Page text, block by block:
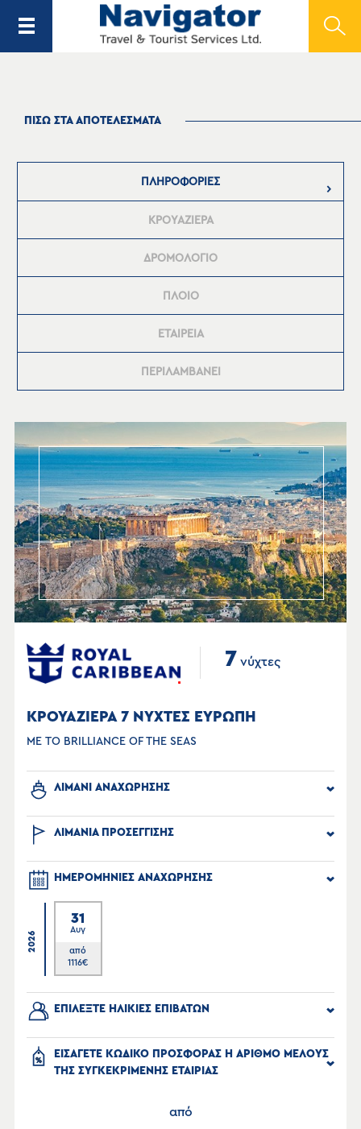
ΠΙΣΩ ΣΤΑ ΑΠΟΤΕΛΕΣΜΑΤΑ
ΠΛΗΡΟΦΟΡΙΕΣ
ΚΡΟΥΑΖΙΕΡΑ
ΔΡΟΜΟΛΟΓΙΟ
ΠΛΟΙΟ
ΕΤΑΙΡΕΙΑ
ΠΕΡΙΛΑΜΒΑΝΕΙ
7 νύχτες
ΚΡΟΥΑΖΙΕΡΑ 7 ΝΥΧΤΕΣ ΕΥΡΩΠΗ
ΜΕ ΤΟ BRILLIANCE OF THE SEAS
ΛΙΜΑΝΙ ΑΝΑΧΩΡΗΣΗΣ
ΛΙΜΑΝΙΑ ΠΡΟΣΕΓΓΙΣΗΣ
ΗΜΕΡΟΜΗΝΙΕΣ ΑΝΑΧΩΡΗΣΗΣ
2026
31
Αυγ
από
1116€
ΕΠΙΛΕΞΤΕ ΗΛΙΚΙΕΣ ΕΠΙΒΑΤΩΝ
ΕΙΣΑΓΕΤΕ ΚΩΔΙΚΟ ΠΡΟΣΦΟΡΑΣ Η ΑΡΙΘΜΟ ΜΕΛΟΥΣ
ΤΗΣ ΣΥΓΚΕΚΡΙΜΕΝΗΣ ΕΤΑΙΡΙΑΣ
από